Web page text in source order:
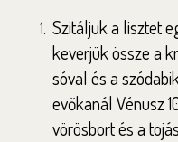
Szitáljuk a lisztet
keverjük össze a
sóval és a
evőkanál Vénusz
vörösbort és a